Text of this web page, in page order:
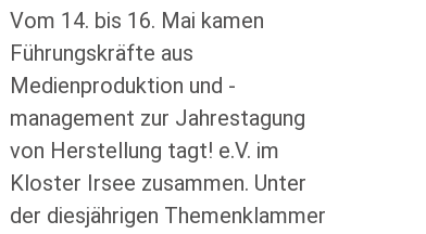
Vom 14. bis 16. Mai kamen
Führungskräfte aus
Medienproduktion und -
management zur Jahrestagung
von Herstellung tagt! e.V. im
Kloster Irsee zusammen. Unter
der diesjährigen Themenklammer